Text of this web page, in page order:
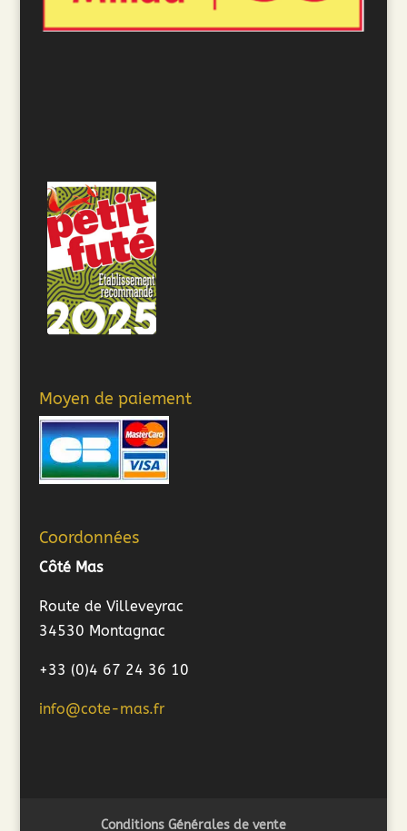
Moyen de paiement
Coordonnées
Côté Mas
Route de Villeveyrac
34530 Montagnac
+33 (0)4 67 24 36 10
info@cote-mas.fr
Conditions Générales de vente